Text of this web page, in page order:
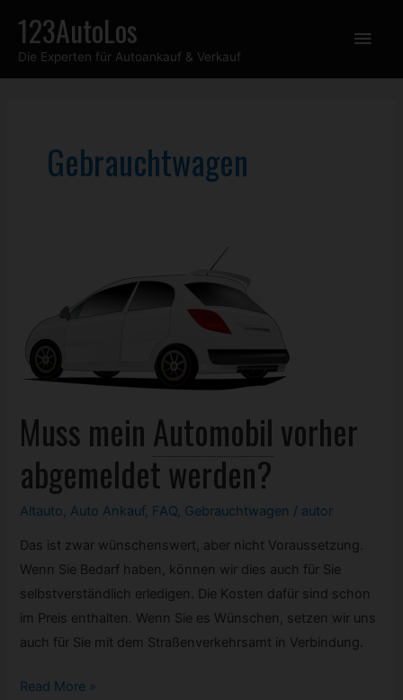
Inhalt
springen
123AutoLos
Die Experten für Autoankauf & Verkauf
Gebrauchtwagen
Muss mein Automobil vorher
abgemeldet werden?
Altauto Auto Ankauf, FAQ Gebrauchtwagen / autor
Das ist zwar wünschenswert, aber nicht Voraussetzung.
Wenn Sie Bedarf haben, können wir dies auch für Sie
selbstverständlich erledigen. Die Kosten dafür sind schon
im Preis enthalten. Wenn Sie es Wünschen, setzen wir uns
auch für Sie mit dem Straßenverkehrsamt in Verbindung.
Muss
Read More »